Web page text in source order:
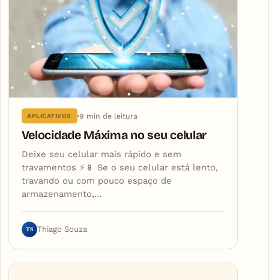
APLICATIVOS 9 min de leitura
Velocidade Máxima no seu celular
Deixe seu celular mais rápido e sem
travamentos ⚡📱 Se o seu celular está lento,
travando ou com pouco espaço de
armazenamento,…
TS Thiago Souza